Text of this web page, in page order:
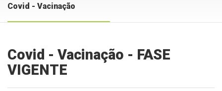
Covid - Vacinação
Covid - Vacinação - FASE
VIGENTE